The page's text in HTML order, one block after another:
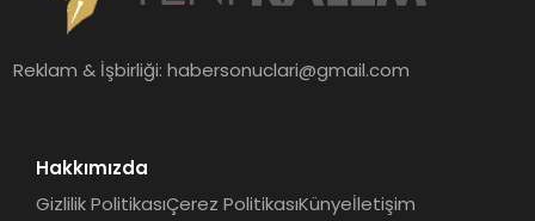
Reklam & İşbirliği:habersonuclari@gmail.com
Hakkımızda
Gizlilik PolitikasıÇerez PolitikasıKünyeİletişim